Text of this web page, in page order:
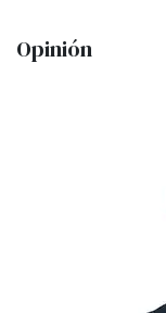
Opinión